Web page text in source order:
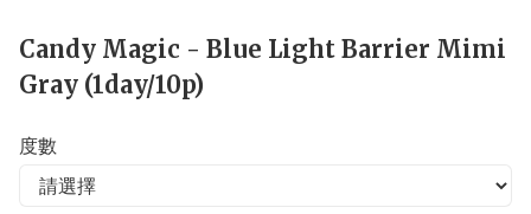
Candy Magic - Blue Light Barrier Mimi
Gray (1day/10p)
度數